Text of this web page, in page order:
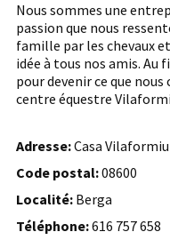
Nous sommes une
passion que nous
famille par les chevaux
idée à tous nos amis. Au
pour devenir ce que
centre équestre
Adresse:Casa Vilaformiu
Code postal:08600
Localité: Berga
Téléphone:616 757 658